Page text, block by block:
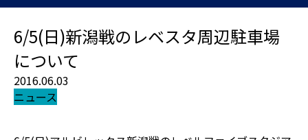
6/5(日)新潟戦のレベスタ周辺駐車場
について
2016.06.03
ニュース